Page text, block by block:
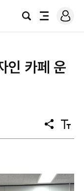
검
전
로
그
인 카페 운
공
유
텍
스